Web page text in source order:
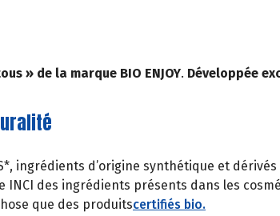
» de la marque BIO ENJOY. Développée
ingrédients d’origine synthétique et
INCI des ingrédients présents dans les
que des produitscertifiés bio.